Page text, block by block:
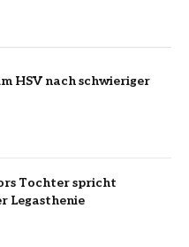
HSV nach schwieriger
Tochter spricht
Legasthenie